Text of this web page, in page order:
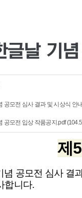
글날 기
공모전 심사 결과 및 시상식 안
공모전 입상 작품공지.pdf
제
념 공모전 심사 결
합니다.